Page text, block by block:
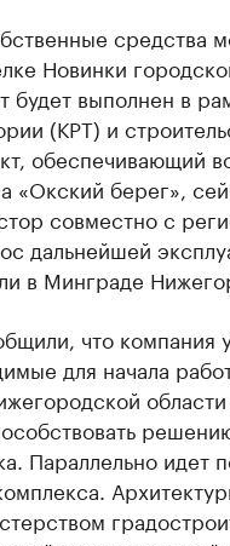
средства
Новинки
будет выполнен в
(КРТ) и
обеспечивающий
«Окский берег»,
совместно с
дальнейшей
в Минграде
что компания
для начала
Параллельно идет